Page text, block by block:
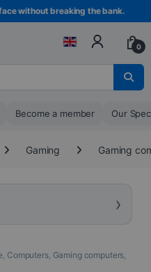
without breaking the bank.
0
Become a member Our
Gaming Gaming
›
, Computers, Gaming computers,